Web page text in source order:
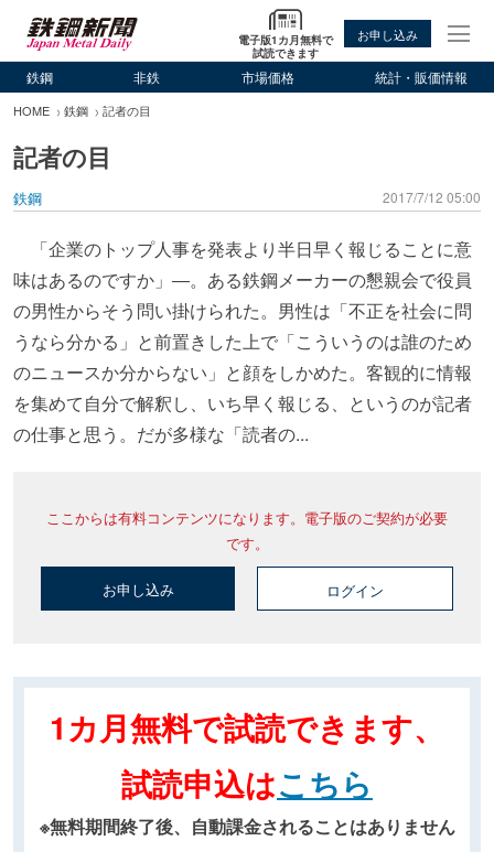
電子版1カ月無料で
試読できます
お申し込み
鉄鋼 非鉄 市場価格 統計・販価情報
HOME 鉄鋼 記者の目
記者の目
鉄鋼 2017/7/12 05:00
「企業のトップ人事を発表より半日早く報じることに意
味はあるのですか」―。ある鉄鋼メーカーの懇親会で役員
の男性からそう問い掛けられた。男性は「不正を社会に問
うなら分かる」と前置きした上で「こういうのは誰のため
のニュースか分からない」と顔をしかめた。客観的に情報
を集めて自分で解釈し、いち早く報じる、というのが記者
の仕事と思う。だが多様な「読者の...
ここからは有料コンテンツになります。電子版のご契約が必要
です。
お申し込み ログイン
1カ月無料で試読できます、
試読申込はこちら
※無料期間終了後、自動課金されることはありません